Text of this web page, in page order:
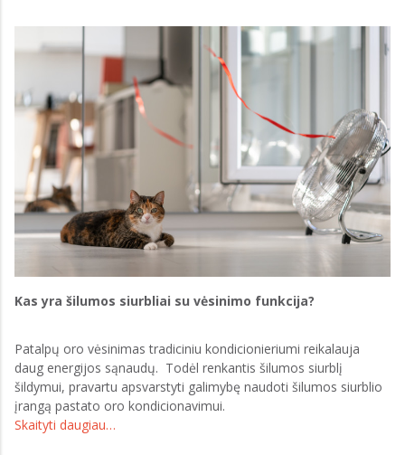
Kas yra šilumos siurbliai su vėsinimo funkcija?
Patalpų oro vėsinimas tradiciniu kondicionieriumi reikalauja
daug energijos sąnaudų. Todėl renkantis šilumos siurblį
šildymui, pravartu apsvarstyti galimybę naudoti šilumos siurblio
įrangą pastato oro kondicionavimui.
Skaityti daugiau…